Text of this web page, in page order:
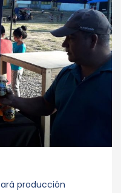
producción